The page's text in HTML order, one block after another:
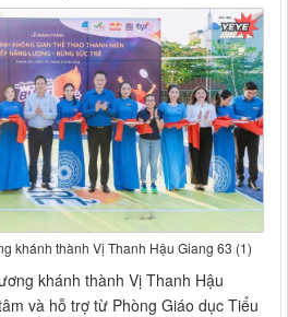
khánh thành Vị Thanh Hậu Giang 63 (1)
khánh thành Vị Thanh Hậu
và hỗ trợ từ Phòng Giáo dục Tiểu